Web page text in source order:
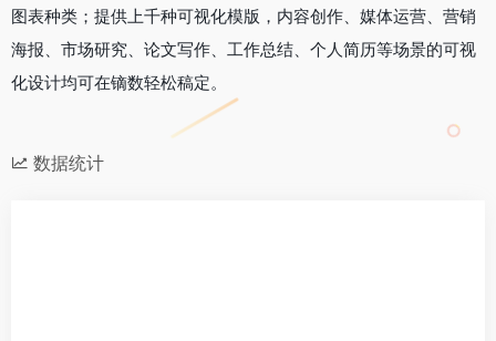
图表种类；提供上千种可视化模版，内容创作、媒体运营、营销
海报、市场研究、论文写作、工作总结、个人简历等场景的可视
化设计均可在镝数轻松稿定。
数据统计